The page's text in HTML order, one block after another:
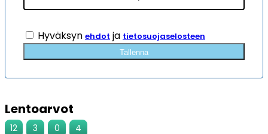
Hyväksyn ehdot ja tietosuojaselosteen
Tallenna
Lentoarvot
12 3 0 4